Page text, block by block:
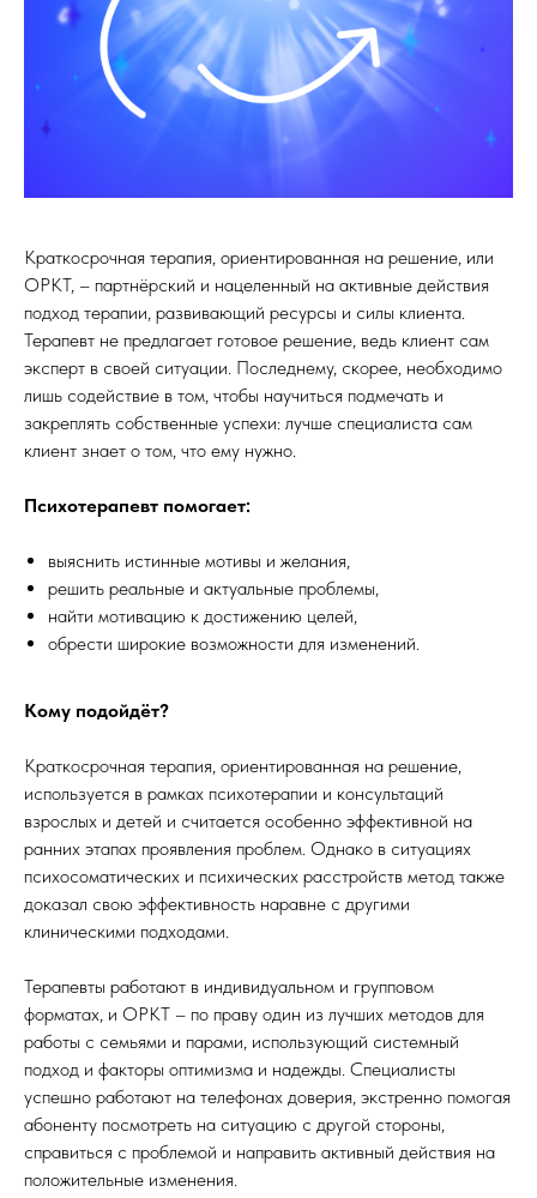
Краткосрочная терапия, ориентированная на решение, или
ОРКТ, – партнёрский и нацеленный на активные действия
подход терапии, развивающий ресурсы и силы клиента.
Терапевт не предлагает готовое решение, ведь клиент сам
эксперт в своей ситуации. Последнему, скорее, необходимо
лишь содействие в том, чтобы научиться подмечать и
закреплять собственные успехи: лучше специалиста сам
клиент знает о том, что ему нужно.
Психотерапевт помогает:
выяснить истинные мотивы и желания,
решить реальные и актуальные проблемы,
найти мотивацию к достижению целей,
обрести широкие возможности для изменений.
Кому подойдёт?
Краткосрочная терапия, ориентированная на решение,
используется в рамках психотерапии и консультаций
взрослых и детей и считается особенно эффективной на
ранних этапах проявления проблем. Однако в ситуациях
психосоматических и психических расстройств метод также
доказал свою эффективность наравне с другими
клиническими подходами.
Терапевты работают в индивидуальном и групповом
форматах, и ОРКТ – по праву один из лучших методов для
работы с семьями и парами, использующий системный
подход и факторы оптимизма и надежды. Специалисты
успешно работают на телефонах доверия, экстренно помогая
абоненту посмотреть на ситуацию с другой стороны,
справиться с проблемой и направить активный действия на
положительные изменения.